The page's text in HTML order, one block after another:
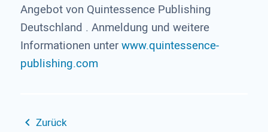
Angebot von Quintessence Publishing
Deutschland . Anmeldung und weitere
Informationen unterwww.quintessence-
publishing.com
Zurück